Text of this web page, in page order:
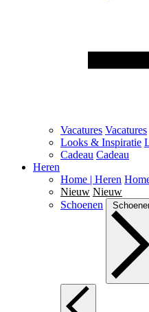
Vacatures Vacatures
Looks & Inspiratie
Cadeau Cadeau
Heren
Home | Heren
Nieuw Nieuw
Schoenen